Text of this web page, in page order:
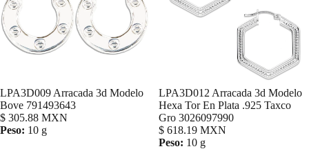
Agregar
LPA3D009 Arracada 3d Modelo
Bove 791493643
$ 305.88 MXN
Peso: 10 g
LPA3D012 Arracada 3d Modelo
Hexa Tor En Plata .925 Taxco
Gro 3026097990
$ 618.19 MXN
Peso: 10 g